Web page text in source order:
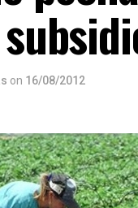
on 16/08/2012